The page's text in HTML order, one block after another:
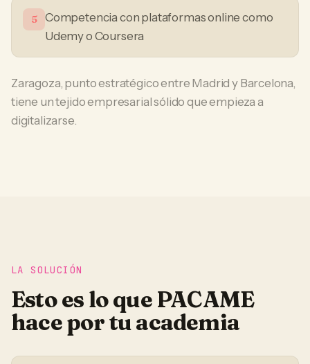
5
Competencia con plataformas online como
Udemy o Coursera
Zaragoza, punto estratégico entre Madrid y Barcelona,
tiene un tejido empresarial sólido que empieza a
digitalizarse.
LA SOLUCIÓN
Esto es lo que PACAME
hace por tuacademia